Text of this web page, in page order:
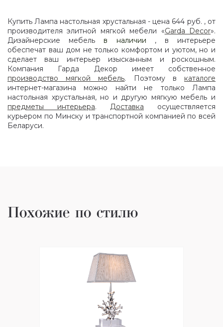
Купить Лампа настольная хрустальная - цена 644 руб. , от
производителя элитной мягкой мебели «Garda Decor».
Дизайнерские мебель в наличии , в интерьере
обеспечат ваш дом не только комфортом и уютом, но и
сделает ваш интерьер изысканным и роскошным.
Компания Гарда Декор имеет собственное
производство мягкой мебель. Поэтому в каталоге
интернет-магазина можно найти не только Лампа
настольная хрустальная, но и другую мягкую мебель и
предметы интерьера. Доставка осуществляется
курьером по Минску и транспортной компанией по всей
Беларуси.
Похожие по стилю